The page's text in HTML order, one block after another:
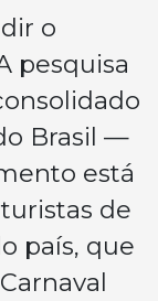
o
pesquisa
Brasil —
está
de
país, que